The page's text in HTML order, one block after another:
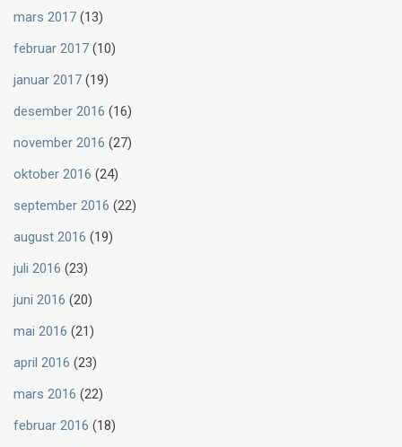
mars 2017 (13)
februar 2017 (10)
januar 2017 (19)
desember 2016 (16)
november 2016 (27)
oktober 2016 (24)
september 2016 (22)
august 2016 (19)
juli 2016 (23)
juni 2016 (20)
mai 2016 (21)
april 2016 (23)
mars 2016 (22)
februar 2016 (18)